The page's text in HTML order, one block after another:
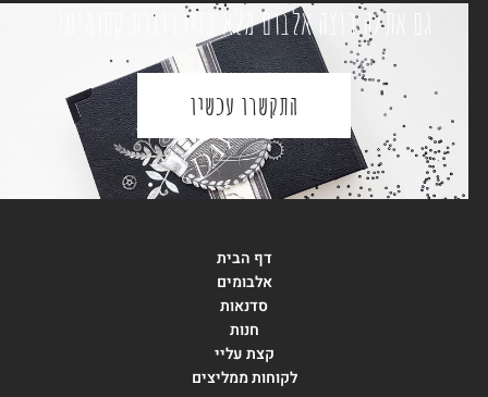
גם את/ה רוצה אלבום מלא בזיכרונות קסומים?
התקשרו עכשיו
דף הבית
אלבומים
סדנאות
חנות
קצת עליי
לקוחות ממליצים